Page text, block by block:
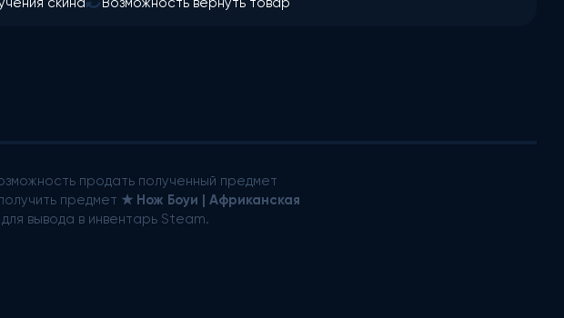
скина Возможность вернуть товар
продать полученный предмет
предмет ★ Нож Боуи | Африканская
вывода в инвентарь Steam.